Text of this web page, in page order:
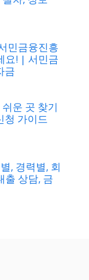
민금융진흥
요! | 서민금
금
운 곳 찾기
청 가이드
, 경력별, 회
출 상담, 금